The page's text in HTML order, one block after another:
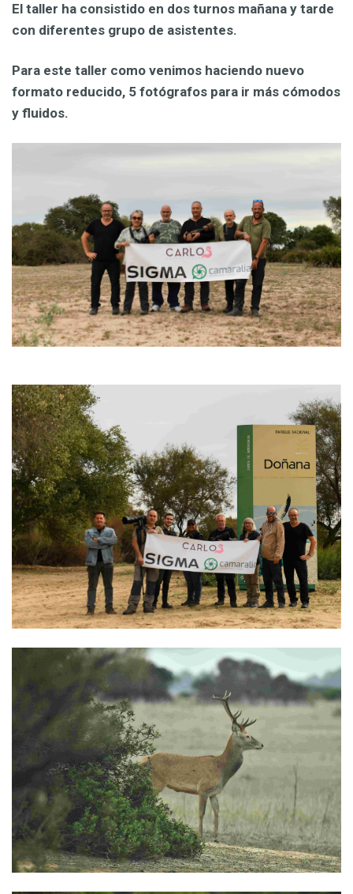
El taller ha consistido en dos turnos mañana y tarde
con diferentes grupo de asistentes.
Para este taller como venimos haciendo nuevo
formato reducido, 5 fotógrafos para ir más cómodos
y fluidos.